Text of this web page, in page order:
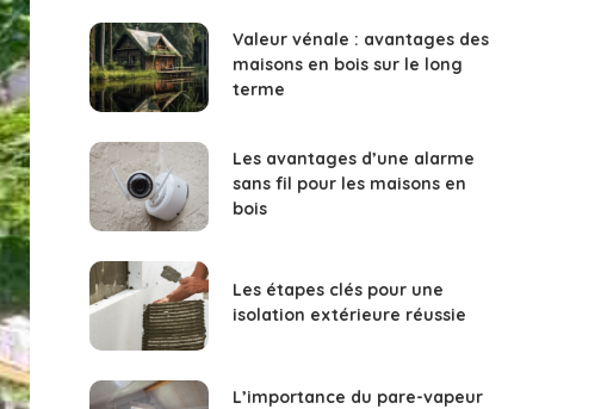
Valeur vénale : avantages des
maisons en bois sur le long
terme
Les avantages d’une alarme
sans fil pour les maisons en
bois
Les étapes clés pour une
isolation extérieure réussie
L’importance du pare-vapeur